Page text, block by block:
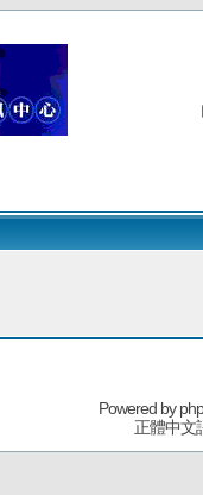
Powered by
正體中文